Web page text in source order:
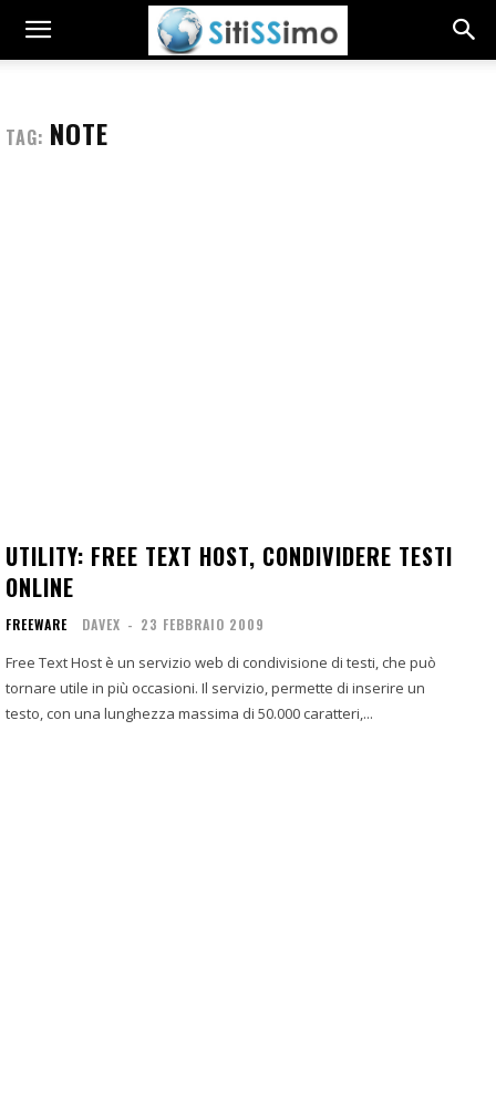
TAG: NOTE
UTILITY: FREE TEXT HOST, CONDIVIDERE TESTI
ONLINE
FREEWARE DAVEX - 23 FEBBRAIO 2009
Free Text Host è un servizio web di condivisione di testi, che può
tornare utile in più occasioni. Il servizio, permette di inserire un
testo, con una lunghezza massima di 50.000 caratteri,...